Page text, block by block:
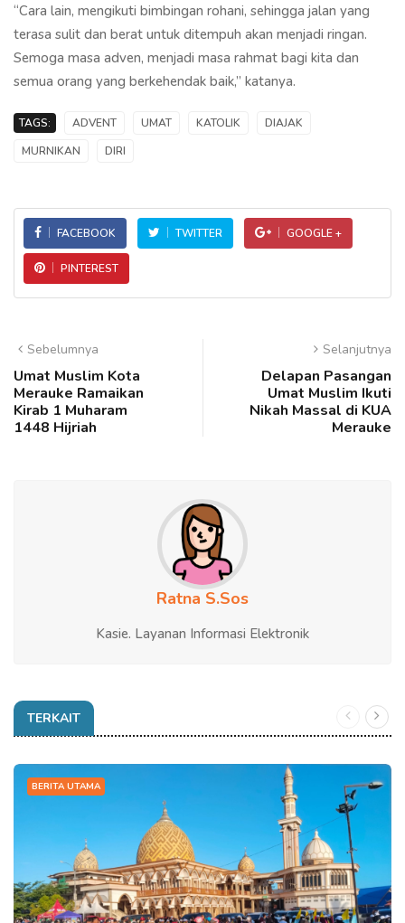
“Cara lain, mengikuti bimbingan rohani, sehingga jalan yang
terasa sulit dan berat untuk ditempuh akan menjadi ringan.
Semoga masa adven, menjadi masa rahmat bagi kita dan
semua orang yang berkehendak baik,” katanya.
TAGS: ADVENT UMAT KATOLIK
DIAJAK
MURNIKAN
DIRI
FACEBOOK TWITTER GOOGLE +
PINTEREST
Sebelumnya
Umat Muslim Kota
Merauke Ramaikan
Kirab 1 Muharam
1448 Hijriah
Selanjutnya
Delapan Pasangan
Umat Muslim Ikuti
Nikah Massal di KUA
Merauke
Ratna S.Sos
Kasie. Layanan Informasi Elektronik
TERKAIT
BERITA UTAMA